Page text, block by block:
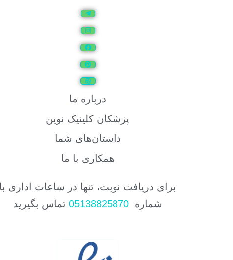
درباره ما
پزشکان کلینیک نوین
داستان‌های شما
همکاری با ما
برای دریافت نوبت، تنها در ساعات اداری با
شماره05138825870 تماس بگیرید